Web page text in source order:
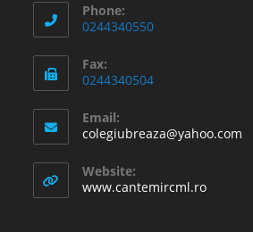
Phone:
0244340550
Fax:
0244340504
Email:
colegiubreaza@yahoo.com
Website:
www.cantemircml.ro